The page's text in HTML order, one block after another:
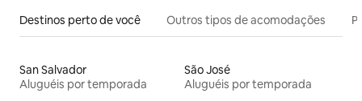
Destinos perto de você Outros tipos de acomodações
San Salvador
Aluguéis por temporada
São José
Aluguéis por temporada